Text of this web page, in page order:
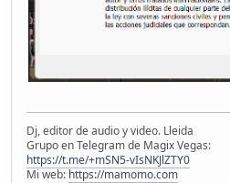
Dj, editor de audio y video. Lleida
Grupo en Telegram de Magix Vegas:
https://t.me/+mSN5-vIsNKJlZTY0
Mi web: https://mamomo.com